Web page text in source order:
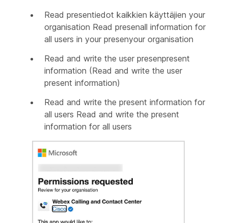
Read presentiedot kaikkien käyttäjien your
organisation Read presenall information for
all users in your presenyour organisation
Read and write the user presenpresent
information (Read and write the user
present information)
Read and write the present information for
all users Read and write the present
information for all users